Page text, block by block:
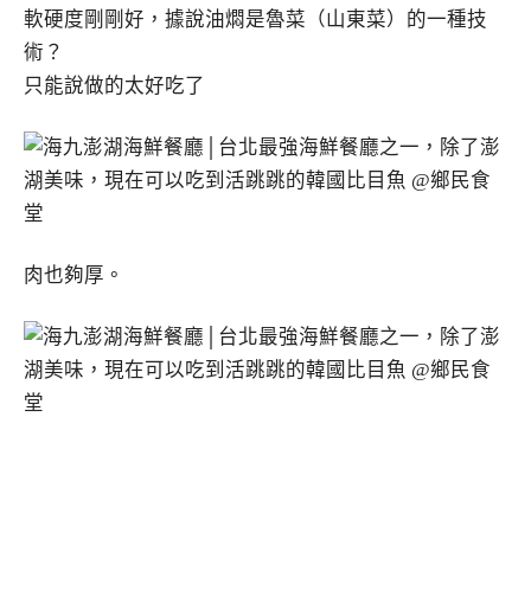
軟硬度剛剛好，據說油燜是魯菜（山東菜）的一種技
術？
只能說做的太好吃了
肉也夠厚。